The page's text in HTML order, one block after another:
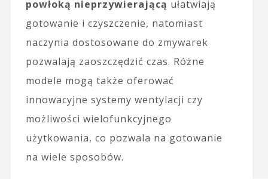
powłoką nieprzywierającą ułatwiają
gotowanie i czyszczenie, natomiast
naczynia dostosowane do zmywarek
pozwalają zaoszczędzić czas. Różne
modele mogą także oferować
innowacyjne systemy wentylacji czy
możliwości wielofunkcyjnego
użytkowania, co pozwala na gotowanie
na wiele sposobów.